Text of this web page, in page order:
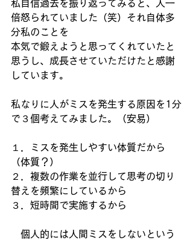
私自信過去を振り返ってみると、人一
倍怒られていました（笑）それ自体多
分私のことを
本気で鍛えようと思ってくれていたと
思うし、成長させていただけたと感謝
しています。
私なりに人がミスを発生する原因を1分
で３個考えてみました。（安易）
１．ミスを発生しやすい体質だから
（体質？）
２．複数の作業を並行して思考の切り
替えを頻繁にしているから
３．短時間で実施するから
個人的には人間ミスをしないという